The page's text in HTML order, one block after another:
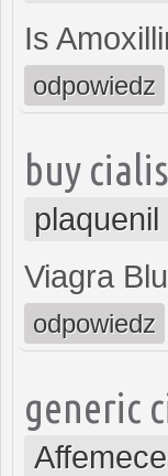
Is
odpowiedz
buy
Viagra Blu
odpowiedz
generic